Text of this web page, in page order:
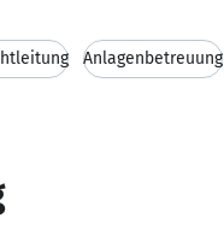
Anlagenbetreuung